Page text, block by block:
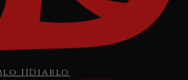
IIDiablo